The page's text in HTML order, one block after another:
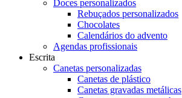
Doces personalizados
Rebuçados personalizados
Chocolates
Calendários do advento
Agendas profissionais
Escrita
Canetas personalizadas
Canetas de plástico
Canetas gravadas metálicas